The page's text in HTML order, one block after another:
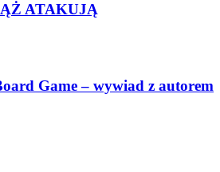
ATAKUJĄ
Game – wywiad z autorem